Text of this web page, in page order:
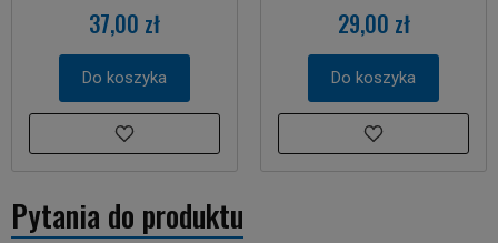
37,00 zł
Do koszyka
29,00 zł
Do koszyka
Pytania do produktu